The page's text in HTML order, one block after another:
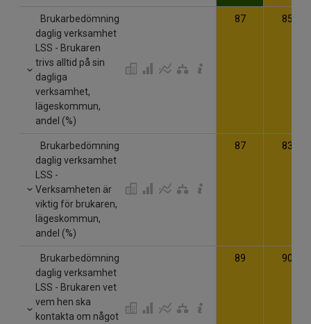
Brukarbedömning
daglig verksamhet
LSS - Brukaren
trivs alltid på sin
dagliga
verksamhet,
lägeskommun,
andel (%)
87 85
Brukarbedömning
daglig verksamhet
LSS -
Verksamheten är
viktig för brukaren,
lägeskommun,
andel (%)
87 83
Brukarbedömning
daglig verksamhet
LSS - Brukaren vet
vem hen ska
kontakta om något
89 90